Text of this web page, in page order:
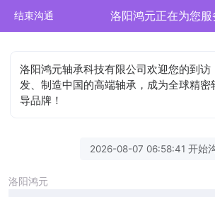
结束沟通 洛阳鸿元正在为您服
洛阳鸿元轴承科技有限公司欢迎您的到访
发、制造中国的高端轴承，成为全球精密
导品牌！
2026-08-07 06:58:41 开始
洛阳鸿元